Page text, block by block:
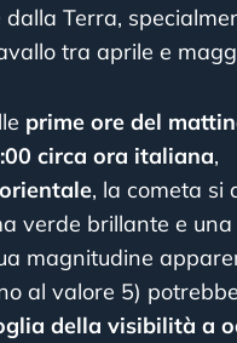
dalla Terra,
tra aprile e
prime ore del
circa ora italiana,
, la cometa si
verde brillante e una
magnitudine
al valore 5) potrebbe
della visibilità a